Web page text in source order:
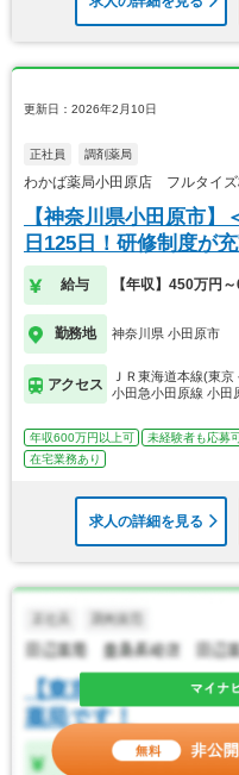
更新日：2026年2月10日
正社員 調剤薬局
わかば薬局小田原店 フルタイズ
【神奈川県小田原市
日125日！研修制度が
給与 【年収】450万円
勤務地 神奈川県 小田原市
アクセス
ＪＲ東海道本線(東
小田急小田原線 小
年収600万円以上可 未経験者も応募
在宅業務あり
求人の詳細を見る